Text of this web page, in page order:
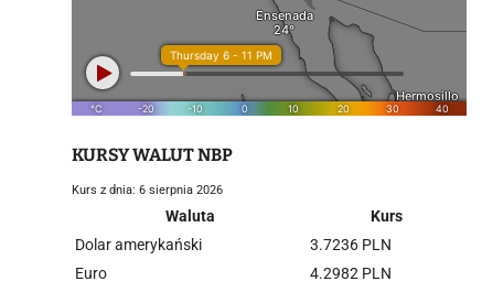
KURSY WALUT NBP
Kurs z dnia: 6 sierpnia 2026
Waluta
Kurs
Dolar amerykański
3.7236 PLN
Euro
4.2982 PLN